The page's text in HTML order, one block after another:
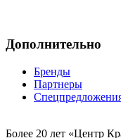
Дополнительно
Бренды
Партнеры
Более 20 лет «Центр